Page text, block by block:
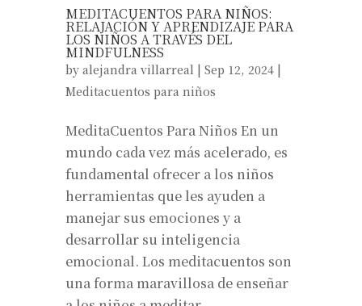
MEDITACUENTOS PARA NIÑOS:
RELAJACIÓN Y APRENDIZAJE PARA
LOS NIÑOS A TRAVÉS DEL
MINDFULNESS
by alejandra villarreal | Sep 12, 2024|
Meditacuentos para niños
MeditaCuentos Para Niños En un
mundo cada vez más acelerado, es
fundamental ofrecer a los niños
herramientas que les ayuden a
manejar sus emociones y a
desarrollar su inteligencia
emocional. Los meditacuentos son
una forma maravillosa de enseñar